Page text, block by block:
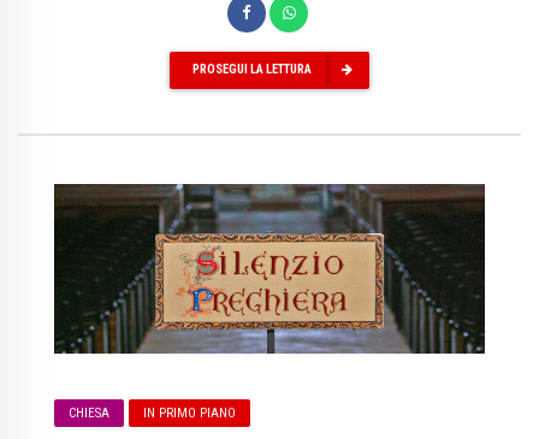
PROSEGUI LA LETTURA
CHIESA IN PRIMO PIANO